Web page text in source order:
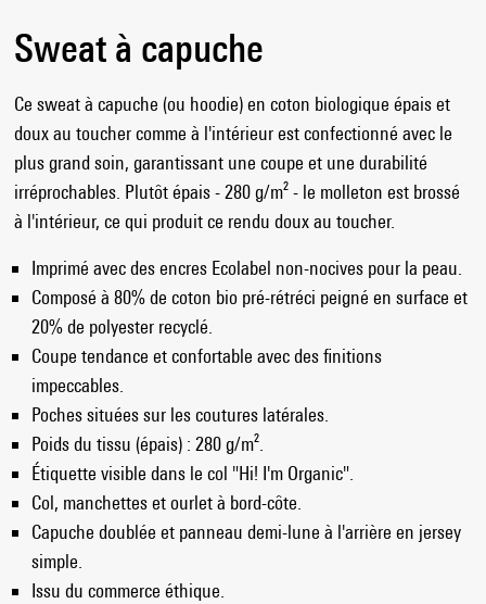
Sweat à capuche
Ce sweat à capuche (ou hoodie) en coton biologique épais et
doux au toucher comme à l'intérieur est confectionné avec le
plus grand soin, garantissant une coupe et une durabilité
irréprochables. Plutôt épais - 280 g/m² - le molleton est brossé
à l'intérieur, ce qui produit ce rendu doux au toucher.
Imprimé avec des encres Ecolabel non-nocives pour la peau.
Composé à 80% de coton bio pré-rétréci peigné en surface et
20% de polyester recyclé.
Coupe tendance et confortable avec des finitions
impeccables.
Poches situées sur les coutures latérales.
Poids du tissu (épais) : 280 g/m².
Étiquette visible dans le col "Hi! I'm Organic".
Col, manchettes et ourlet à bord-côte.
Capuche doublée et panneau demi-lune à l'arrière en jersey
simple.
Issu du commerce éthique.